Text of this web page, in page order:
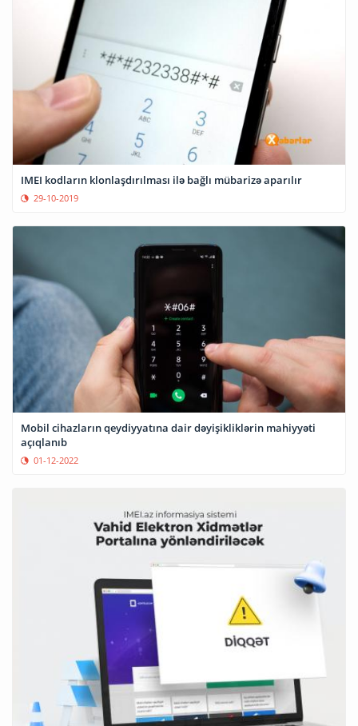
IMEI kodların klonlaşdırılması ilə bağlı mübarizə aparılır
29-10-2019
Mobil cihazların qeydiyyatına dair dəyişikliklərin mahiyyəti
açıqlanıb
01-12-2022